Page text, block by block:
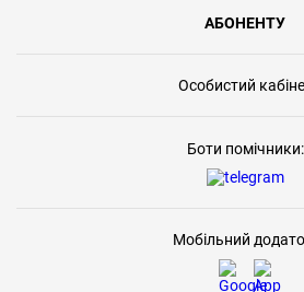
АБОНЕНТУ
Особистий
Боти помічники:
Мобільний